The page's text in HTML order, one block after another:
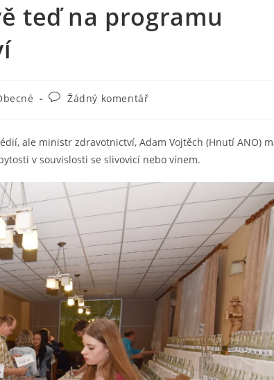
teď na programu
Komentáře
Žádný komentář
ale ministr zdravotnictví, Adam Vojtěch (Hnutí ANO)
v souvislosti se slivovicí nebo vínem.